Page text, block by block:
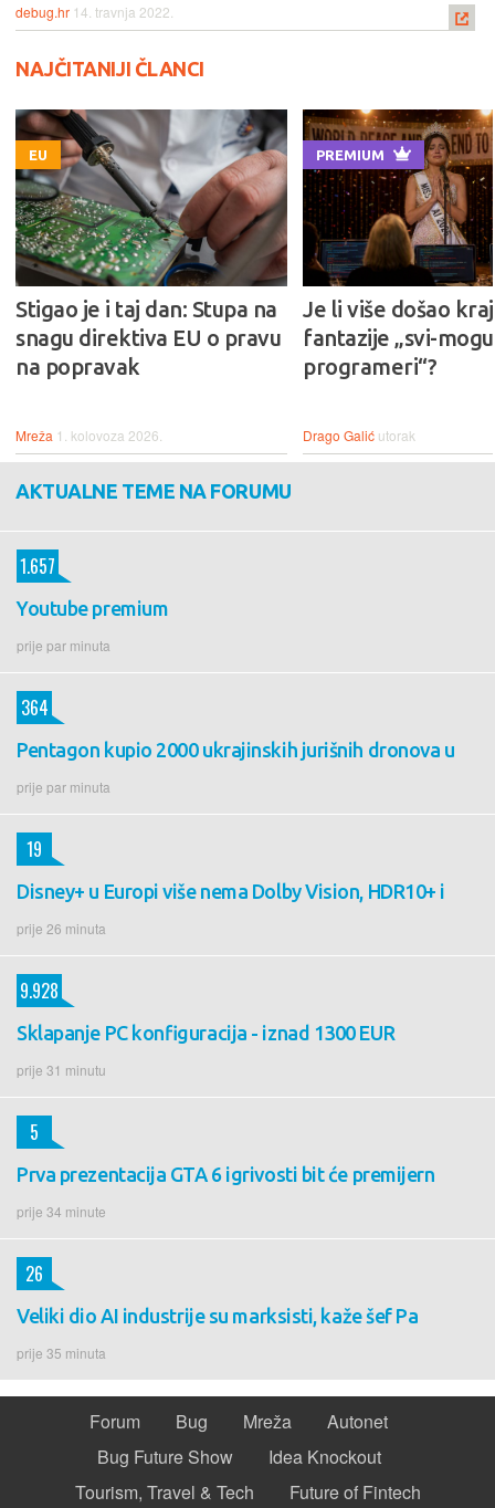
debug.hr 14. travnja 2022.
NAJČITANIJI ČLANCI
EU
Stigao je i taj dan: Stupa na
snagu direktiva EU o pravu
na popravak
Mreža 1. kolovoza 2026.
PREMIUM
Je li više došao kraj
fantazije „svi-
programeri“?
Drago Galić utorak
AKTUALNE TEME NA FORUMU
Youtube premium
prije par minuta
1.657
Pentagon kupio 2000 ukrajinskih jurišnih dronova u
prije par minuta
364
Disney+ u Europi više nema Dolby Vision, HDR10+ i
prije 26 minuta
19
Sklapanje PC konfiguracija - iznad 1300 EUR
prije 31 minutu
9.928
Prva prezentacija GTA 6 igrivosti bit će premijern
prije 34 minute
5
Veliki dio AI industrije su marksisti, kaže šef Pa
prije 35 minuta
26
Forum Bug Mreža
Autonet
Bug Future Show
Idea Knockout
Tourism, Travel & Tech
Future of Fintech